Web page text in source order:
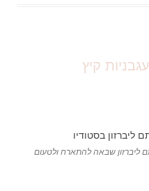
קיץ
ליברזון שבאה להתארח ולטעום